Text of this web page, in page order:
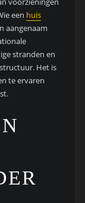
een huis
aangenaam
stranden en
Het is
te ervaren